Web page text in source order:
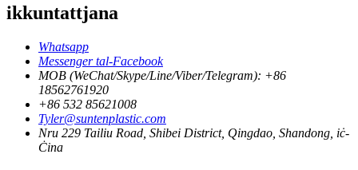
ikkuntattjana
Whatsapp
Messenger tal-Facebook
MOB (WeChat/Skype/Line/Viber/Telegram): +86
18562761920
+86 532 85621008
Tyler@suntenplastic.com
Nru 229 Tailiu Road, Shibei District, Qingdao, Shandong, iċ-
Ċina